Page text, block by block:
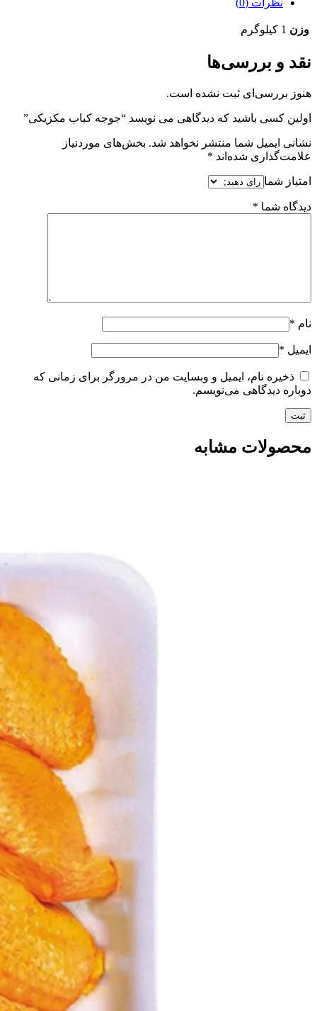
وزن 1 کیلوگرم
نقد و بررسی‌ها
هنوز بررسی‌ای ثبت نشده است.
اولین کسی باشید که دیدگاهی می نویسد “جوجه کباب مکزیکی”
نشانی ایمیل شما منتشر نخواهد شد. بخش‌های موردنیاز
علامت‌گذاری شده‌اند *
امتیاز شما
دیدگاه شما *
نام *
ایمیل *
ذخیره نام، ایمیل و وبسایت من در مرورگر برای زمانی که
دوباره دیدگاهی می‌نویسم.
محصولات مشابه